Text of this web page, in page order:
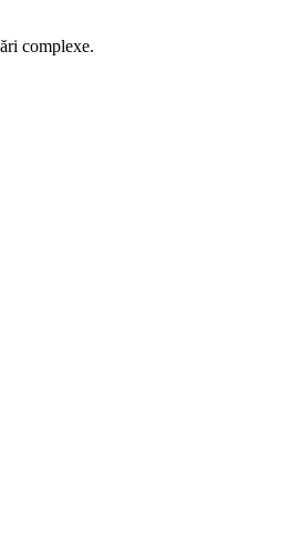
complexe.